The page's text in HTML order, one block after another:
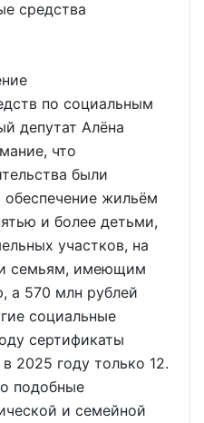
средства
по социальным
депутат Алёна
что
были
жильём
и более детьми,
участков, на
семьям, имеющим
а 570 млн рублей
социальные
сертификаты
2025 году только 12.
подобные
и семейной